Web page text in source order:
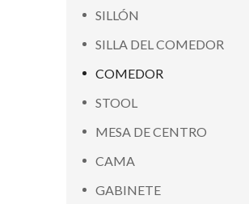
SILLÓN
SILLA DEL COMEDOR
COMEDOR
STOOL
MESA DE CENTRO
CAMA
GABINETE